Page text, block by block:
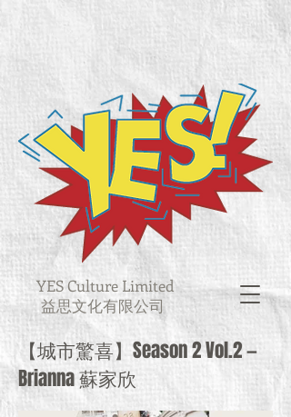
YES Culture Limited
益思文化有限公司
【城市驚喜】Season 2 Vol.2 —
Brianna 蘇家欣